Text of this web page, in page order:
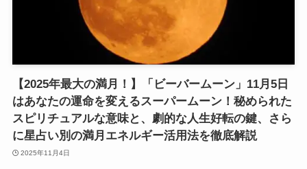
【2025年最大の満月！】「ビーバームーン」11月5日
はあなたの運命を変えるスーパームーン！秘められた
スピリチュアルな意味と、劇的な人生好転の鍵、さら
に星占い別の満月エネルギー活用法を徹底解説
2025年11月4日